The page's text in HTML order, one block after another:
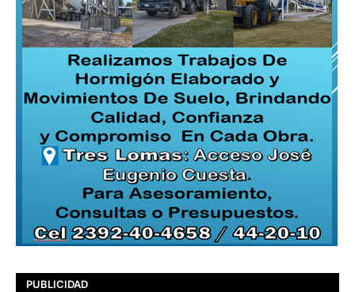
PUBLICIDAD